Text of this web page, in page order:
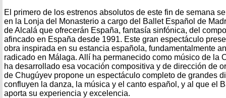
El primero de los estrenos absolutos de este fin de semana
en la Lonja del Monasterio a cargo del Ballet Español de
de Alcalá que ofrecerán España, fantasía sinfónica, del
afincado en España desde 1991. Este gran espectáculo
obra inspirada en su estancia española, fundamentalmente
radicado en Málaga. Allí ha permanecido como músico de la
ha desarrollado esa vocación compositiva y de dirección de
de Chugúyev propone un espectáculo completo de grandes
confluyen la danza, la música y el canto español, y al que el
aporta su experiencia y excelencia.